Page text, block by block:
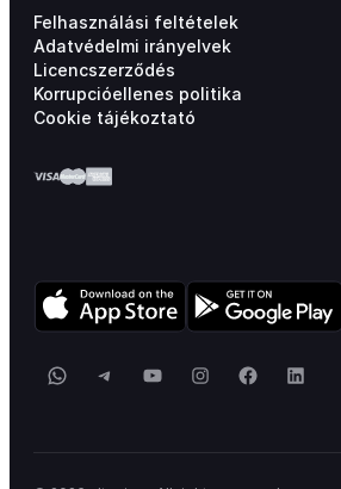
Felhasználási feltételek
Adatvédelmi irányelvek
Licencszerződés
Korrupcióellenes politika
Cookie tájékoztató
WhatsApp
TelegramYouTubeInstagram
Facebook